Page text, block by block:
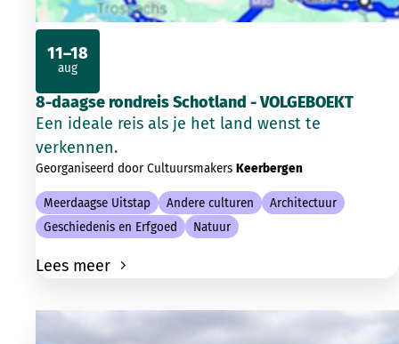
8-daagse rondreis Schotland - VOLGEBOEKT
Een ideale reis als je het land wenst te
verkennen.
Georganiseerd door Cultuursmakers Keerbergen
Meerdaagse Uitstap Andere culturen
Architectuur
Geschiedenis en Erfgoed
Natuur
Lees meer
11–18
aug
2026